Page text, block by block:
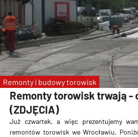
Remonty torowisk trwają -
(ZDJĘCIA)
Już czwartek, a więc prezentujemy
remontów torowisk we Wrocławiu.
Remonty i budowy torowisk